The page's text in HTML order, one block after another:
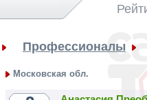
Профессионалы
Московская обл.